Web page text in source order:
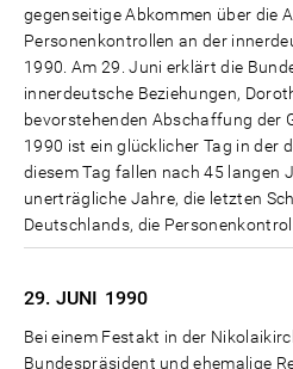
gegenseitige Abkommen über die
Personenkontrollen an der
1990. Am 29. Juni erklärt die
innerdeutsche Beziehungen,
bevorstehenden Abschaffung der
1990 ist ein glücklicher Tag in der
diesem Tag fallen nach 45 langen
unerträgliche Jahre, die letzten
Deutschlands, die
29. JUNI 1990
Bei einem Festakt in der
Bundespräsident und ehemalige